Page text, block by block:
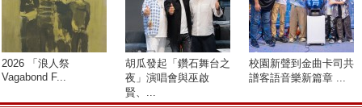
2026 「浪人祭
Vagabond F...
胡瓜發起「鑽石舞台之
夜」演唱會與巫啟
賢、...
校園新聲到金曲卡司共
譜客語音樂新篇章 ...